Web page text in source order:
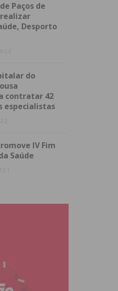
Paços de
Desporto
do
contratar 42
especialistas
IV Fim
Saúde